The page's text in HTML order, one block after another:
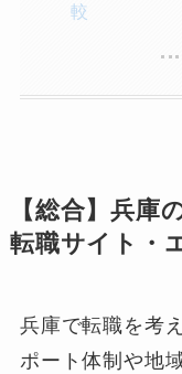
較
【総合】兵庫
転職サイト・
兵庫で転職を考
ポート体制や地